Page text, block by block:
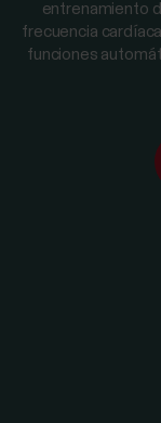
entrenamiento
frecuencia
funciones